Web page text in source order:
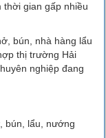
thời gian gấp nhiều
bún, nhà hàng lẩu
thị trường Hải
nghiệp đang
bún, lẩu, nướng